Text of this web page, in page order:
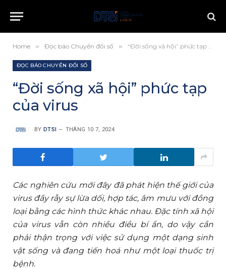
Home » Đọc báo Chuyển đổi số » “Đời sống xã hội” phức tạp của virus
ĐỌC BÁO CHUYỂN ĐỔI SỐ
“Đời sống xã hội” phức tạp
của virus
BY DTSI THÁNG 10 7, 2024
Các nghiên cứu mới đây đã phát hiện thế giới của
virus đầy rẫy sự lừa dối, hợp tác, âm mưu với đồng
loại bằng các hình thức khác nhau. Đặc tính xã hội
của virus vẫn còn nhiều điều bí ẩn, do vậy cần
phải thận trọng với việc sử dụng một dạng sinh
vật sống và đang tiến hoá như một loại thuốc trị
bệnh.